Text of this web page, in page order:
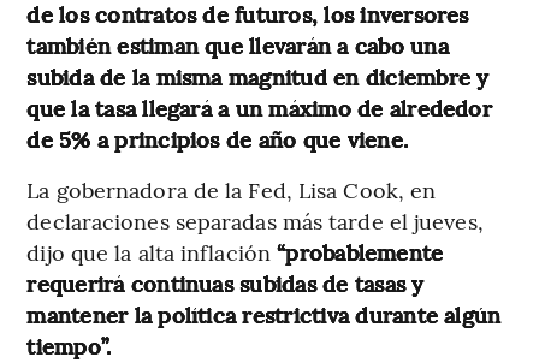
de los contratos de futuros, los inversores
también estiman que llevarán a cabo una
subida de la misma magnitud en diciembre y
que la tasa llegará a un máximo de alrededor
de 5% a principios de año que viene.
La gobernadora de la Fed, Lisa Cook, en
declaraciones separadas más tarde el jueves,
dijo que la alta inflación“probablemente
requerirá continuas subidas de tasas y
mantener la política restrictiva durante algún
tiempo”.